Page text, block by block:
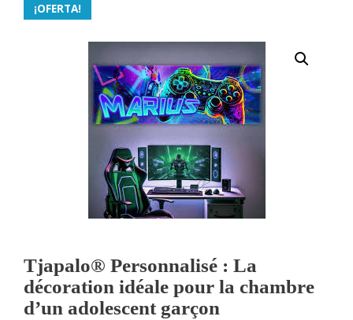
¡OFERTA!
Tjapalo® Personnalisé : La
décoration idéale pour la chambre
d’un adolescent garçon